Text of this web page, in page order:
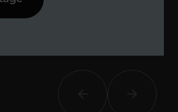
et moi-
des points et